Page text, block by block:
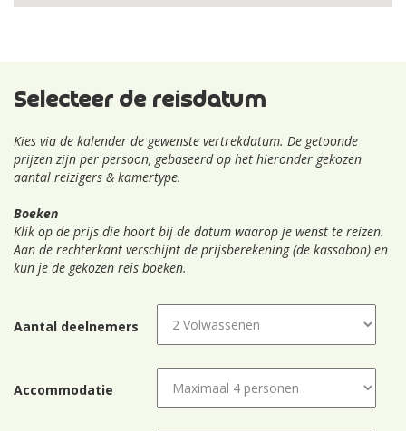
Selecteer de reisdatum
Kies via de kalender de gewenste vertrekdatum. De getoonde
prijzen zijn per persoon, gebaseerd op het hieronder gekozen
aantal reizigers & kamertype.
Boeken
Klik op de prijs die hoort bij de datum waarop je wenst te reizen.
Aan de rechterkant verschijnt de prijsberekening (de kassabon) en
kun je de gekozen reis boeken.
Aantal deelnemers
Accommodatie